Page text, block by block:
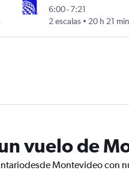
6:00-7:21
2 escalas
20 h 21 min
vuelo de
Montevideo con